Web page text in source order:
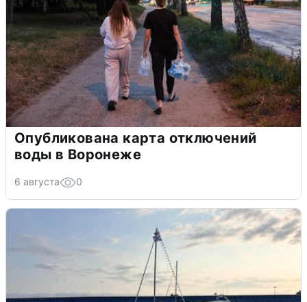
Опубликована карта отключений
воды в Воронеже
6 августа 0